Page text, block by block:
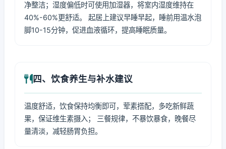
净整洁；湿度偏低时可使用加湿器，将室内湿度维持在
40%-60%更舒适。 起居上建议早睡早起，睡前用温水泡
脚10-15分钟，促进血液循环，提高睡眠质量。
四、饮食养生与补水建议
温度舒适，饮食保持均衡即可，荤素搭配，多吃新鲜蔬
果，保证维生素摄入； 三餐规律，不暴饮暴食，晚餐尽
量清淡，减轻肠胃负担。